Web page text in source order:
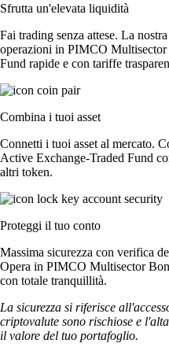
Sfrutta un'elevata liquidità
Fai trading senza attese. La
operazioni in PIMCO
Fund rapide e con tariffe
Combina i tuoi asset
Connetti i tuoi asset al mercato.
Active Exchange-Traded Fund
altri token.
Proteggi il tuo conto
Massima sicurezza con verifica
Opera in PIMCO Multisector
con totale tranquillità.
La sicurezza si riferisce
criptovalute sono rischiose e
il valore del tuo portafoglio.